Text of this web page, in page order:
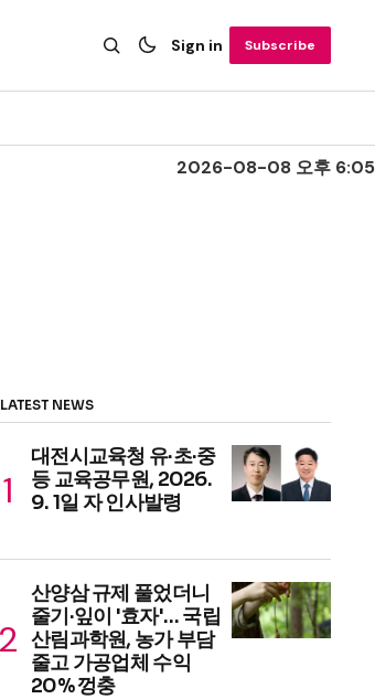
Sign in Subscribe
2026-08-08 오후 6:05
LATEST NEWS
대전시교육청 유·초·중
등 교육공무원, 2026.
9. 1일 자 인사발령
산양삼 규제 풀었더니
줄기·잎이 '효자'… 국립
산림과학원, 농가 부담
줄고 가공업체 수익
20% 껑충